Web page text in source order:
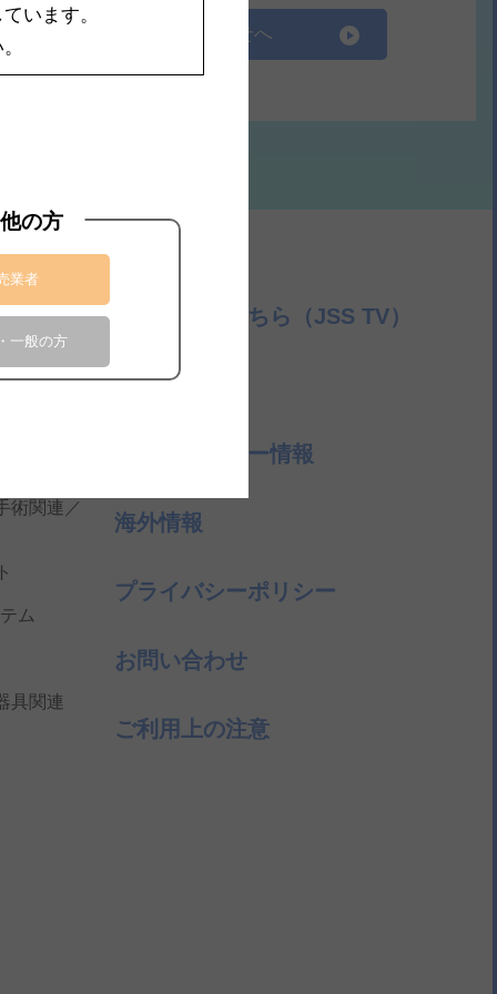
います。
の方
業者
一般の方
総合お問合せへ
術関連／
ム
具関連
臨床動画はこちら（JSS TV）
採用情報
学会・セミナー情報
海外情報
プライバシーポリシー
お問い合わせ
ご利用上の注意